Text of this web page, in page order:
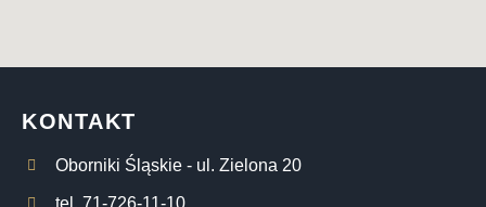
KONTAKT
Oborniki Śląskie - ul. Zielona 20
tel. 71-726-11-10